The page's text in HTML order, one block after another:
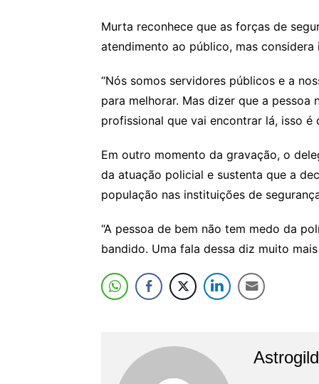
Murta reconhece que as forças de
atendimento ao público, mas
“Nós somos servidores públicos e a
para melhorar. Mas dizer que a
profissional que vai encontrar lá, isso é
Em outro momento da gravação, o
da atuação policial e sustenta que a
população nas instituições de
“A pessoa de bem não tem medo da
bandido. Uma fala dessa diz muito